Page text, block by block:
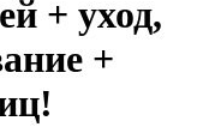
+ уход,
+